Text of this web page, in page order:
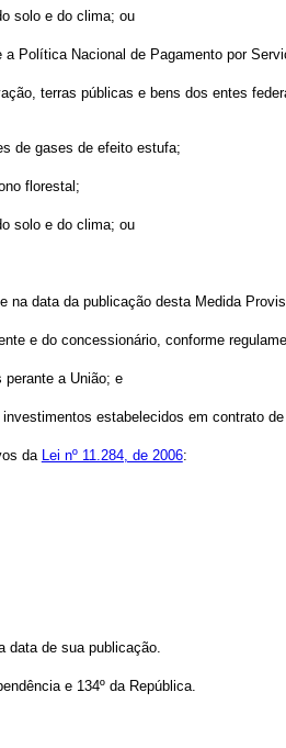
solo e do clima; ou
Política Nacional de Pagamento por
terras públicas e bens dos entes
de gases de efeito estufa;
florestal;
solo e do clima; ou
data da publicação desta Medida
e do concessionário, conforme
perante a União; e
estabelecidos em contrato
da Lei nº 11.284, de 2006:
data de sua publicação.
e 134º da República.